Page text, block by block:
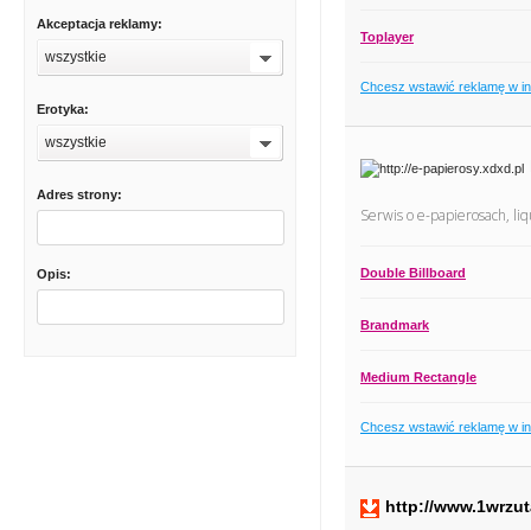
Akceptacja reklamy:
wszystkie
Erotyka:
wszystkie
Adres strony:
Opis:
Toplayer
Chcesz wstawić reklamę w
Serwis o e-papierosach,
Double Billboard
Brandmark
Medium Rectangle
Chcesz wstawić reklamę w
http://